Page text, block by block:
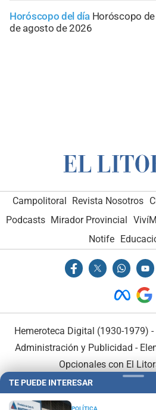
Horóscopo del día Horóscopo
de agosto de 2026
Campolitoral Revista Nosotros
Podcasts Mirador Provincial
Notife
Hemeroteca Digital (1930-1979) -
Administración y Publicidad -
Opcionales con El
TE PUEDE INTERESAR
POLÍTICA